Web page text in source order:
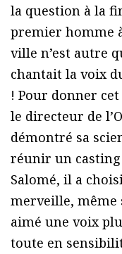
la question à la
premier homme
ville n’est autre
chantait la voix
! Pour donner
le directeur de
démontré sa
réunir un
Salomé, il a
merveille, même
aimé une voix
toute en